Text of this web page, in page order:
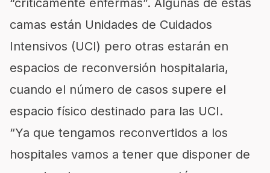
camas están Unidades de Cuidados
Intensivos (UCI) pero otras estarán en
espacios de reconversión hospitalaria,
cuando el número de casos supere el
espacio físico destinado para las UCI.
“Ya que tengamos reconvertidos a los
hospitales vamos a tener que disponer de